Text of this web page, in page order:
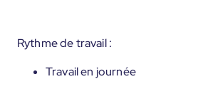
Rythme de travail :
Travail en journée